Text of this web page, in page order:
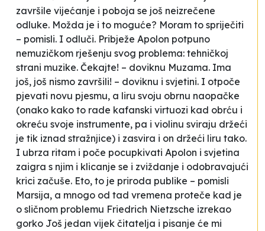
završile vijećanje i poboja se još neizrečene
odluke. Možda je i to moguće? Moram to spriječiti
– pomisli. I odluči. Pribježe Apolon potpuno
nemuzičkom rješenju svog problema: tehničkoj
strani muzike. Čekajte! – doviknu Muzama. Ima
još, još nismo završili! – doviknu i svjetini. I otpoče
pjevati novu pjesmu, a liru svoju obrnu naopačke
(onako kako to rade kafanski virtuozi kad obrću i
okreću svoje instrumente, pa i violinu sviraju držeći
je tik iznad stražnjice) i zasvira i on držeći liru tako.
I ubrza ritam i poče pocupkivati Apolon i svjetina
zaigra s njim i klicanje se i zviždanje i odobravajući
krici začuše. Eto, to je priroda publike – pomisli
Marsija, a mnogo od tad vremena proteče kad je
o sličnom problemu Friedrich Nietzsche izrekao
gorko Još jedan vijek čitatelja i pisanje će mi